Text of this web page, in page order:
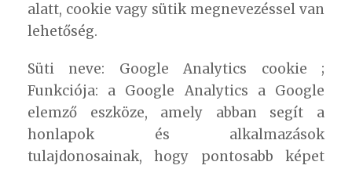
alatt, cookie vagy sütik megnevezéssel van
lehetőség.
Süti neve: Google Analytics cookie ;
Funkciója: a Google Analytics a Google
elemző eszköze, amely abban segít a
honlapok és alkalmazások
tulajdonosainak, hogy pontosabb képet